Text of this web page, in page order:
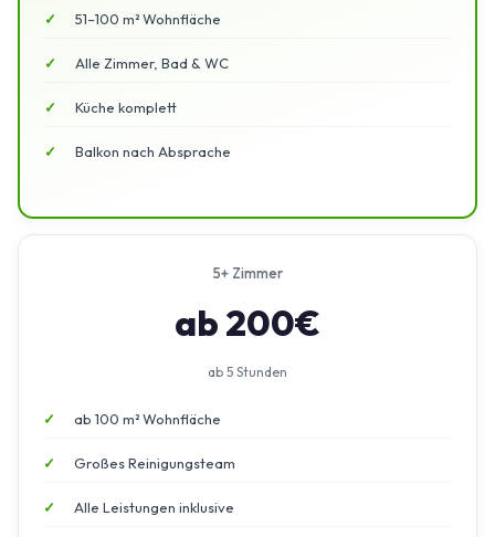
51–100 m² Wohnfläche
Alle Zimmer, Bad & WC
Küche komplett
Balkon nach Absprache
5+ Zimmer
ab 200€
ab 5 Stunden
ab 100 m² Wohnfläche
Großes Reinigungsteam
Alle Leistungen inklusive